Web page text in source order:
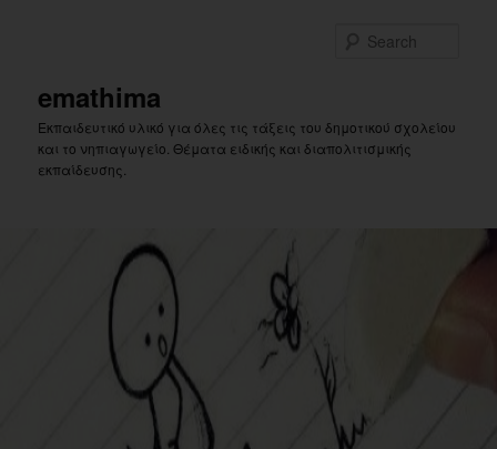
emathima
Εκπαιδευτικό υλικό για όλες τις τάξεις του δημοτικού σχολείου
και το νηπιαγωγείο. Θέματα ειδικής και διαπολιτισμικής
εκπαίδευσης.